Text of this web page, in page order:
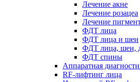
Лечение акне
Лечение розацеа
Лечение
ФДТ лица
ФДТ лица и шеи
ФДТ лица, шеи,
ФДТ спины
Аппаратная
RF-лифтинг лица